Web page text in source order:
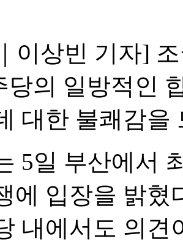
이상빈 기자]
당의 일방적인
대한 불쾌감을
5일 부산에서
에 입장을 밝혔
내에서도 의견